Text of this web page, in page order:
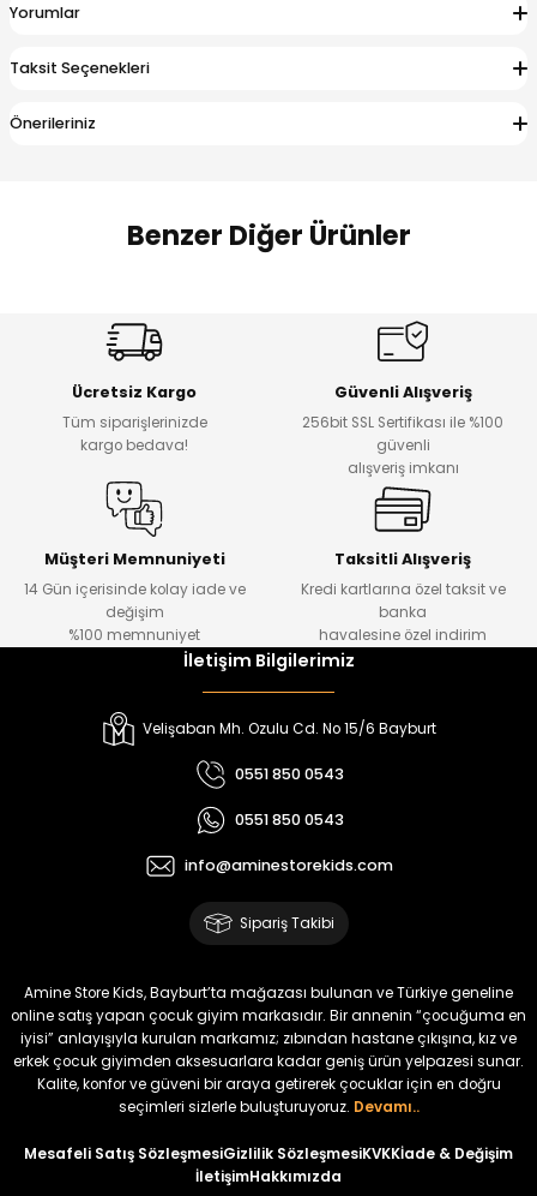
Yorumlar
Taksit Seçenekleri
Önerileriniz
Benzer Diğer Ürünler
Puba Unisex Kot 3’lü Takım
₺ 1.550
Urban Kız Çocuk Süveterli Tunik Gömlek
Tivon Kız Çocuk 3’lü Takım
₺ 2.340
Oven Kız Çocuk 2’li Takım
%17
Viren Kız Çocuk Deri Etekli Takım
₺ 665
₺ 1.150
₺ 950
Yeni
Bella Kız Çocuk 2’li Jile Elbise
₺ 2.200
₺ 1.800
Krep Kumaş Gömlek Ayrobin Kumaş Kile İkili Takım
Ücretsiz Kargo
Tüm siparişlerinizde
kargo bedava!
Güvenli Alışveriş
256bit SSL Sertifikası ile %100
güvenli
alışveriş imkanı
Müşteri Memnuniyeti
14 Gün içerisinde kolay iade ve
değişim
%100 memnuniyet
Taksitli Alışveriş
Kredi kartlarına özel taksit ve
banka
havalesine özel indirim
İletişim Bilgilerimiz
Velişaban Mh. Ozulu Cd. No 15/6 Bayburt
0551 850 0543
0551 850 0543
info@aminestorekids.com
Sipariş Takibi
Amine Store Kids, Bayburt’ta mağazası bulunan ve Türkiye geneline
online satış yapan çocuk giyim markasıdır. Bir annenin “çocuğuma en
iyisi” anlayışıyla kurulan markamız; zıbından hastane çıkışına, kız ve
erkek çocuk giyimden aksesuarlara kadar geniş ürün yelpazesi sunar.
Kalite, konfor ve güveni bir araya getirerek çocuklar için en doğru
seçimleri sizlerle buluşturuyoruz. Devamı..
Mesafeli Satış SözleşmesiGizlilik SözleşmesiKVKKİade & Değişim
İletişimHakkımızda
Alt